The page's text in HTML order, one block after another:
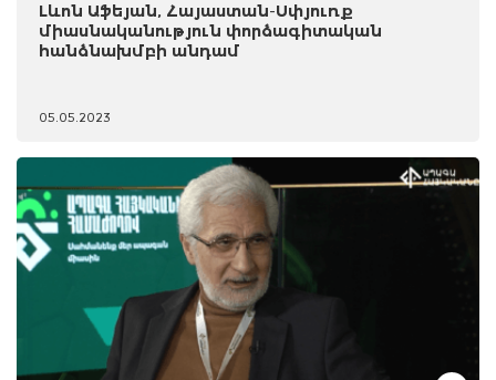
Լևոն Աֆեյան, Հայաստան-Սփյուռք
միասնականություն փորձագիտական
հանձնախմբի անդամ
05.05.2023